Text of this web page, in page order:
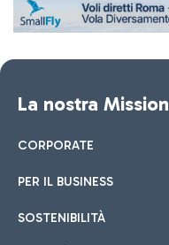
La nostra Mission
CORPORATE
PER IL BUSINESS
SOSTENIBILITÀ